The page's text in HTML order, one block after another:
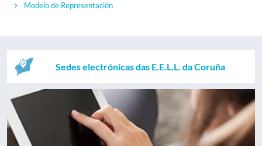
Modelo de Representación
Sedes electrónicas das E.E.L.L. da Coruña